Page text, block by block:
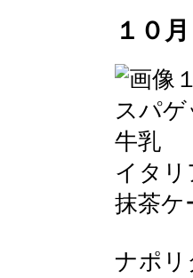
１０
スパ
牛乳
イタ
抹茶ケ
ナポリ